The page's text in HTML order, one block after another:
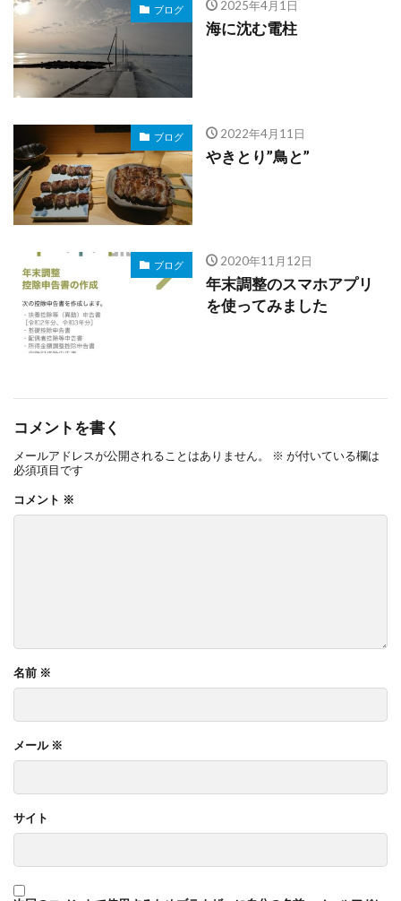
ブログ 2025年4月1日
海に沈む電柱
ブログ 2022年4月11日
やきとり”鳥と”
ブログ 2020年11月12日
年末調整のスマホアプリ
を使ってみました
コメントを書く
メールアドレスが公開されることはありません。 ※ が付いている欄は
必須項目です
コメント ※
名前 ※
メール ※
サイト